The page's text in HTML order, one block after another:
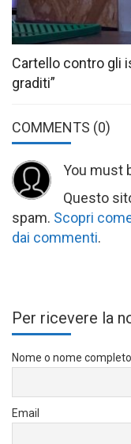
Cartello contro gli
graditi”
COMMENTS (0)
You must
Questo
spam. Scopri
dai commenti.
Per ricevere la
Nome o nome completo
Email